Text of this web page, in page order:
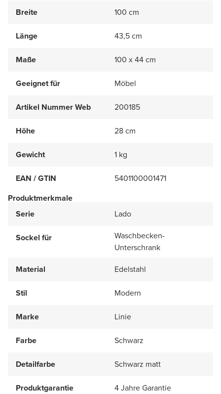
Breite
100 cm
Länge 43,5 cm
Maße 100 x 44 cm
Geeignet für Möbel
Artikel Nummer Web 200185
Höhe 28 cm
Gewicht 1 kg
EAN / GTIN
5401100001471
Produktmerkmale
Serie
Lado
Sockel für
Waschbecken-
Unterschrank
Material
Edelstahl
Stil Modern
Marke Linie
Farbe Schwarz
Detailfarbe Schwarz matt
Produktgarantie 4 Jahre Garantie